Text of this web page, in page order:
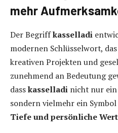
mehr
Der Begriffkasselladi
modernen Schlüsselwort,
kreativen Projekten und
zunehmend an Bedeutung
dasskasselladi nicht nur
sondern vielmehr ein
Tiefe und persönliche